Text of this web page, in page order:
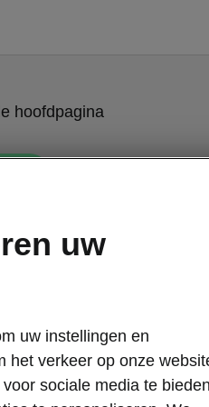
hoofdpagina
uw
uw instellingen en
het verkeer op onze
sociale media te